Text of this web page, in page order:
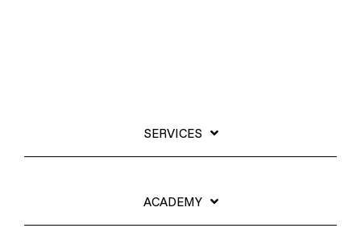
Grundlagen IT-Sicherheitstests
Trainingsformen
SERVICES
ACADEMY